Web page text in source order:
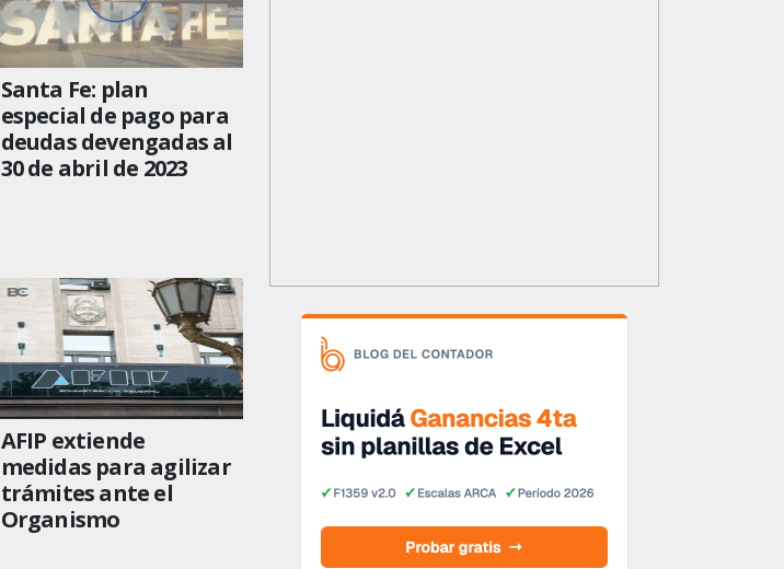
Santa Fe: plan
especial de pago para
deudas devengadas al
30 de abril de 2023
AFIP extiende
medidas para agilizar
trámites ante el
Organismo